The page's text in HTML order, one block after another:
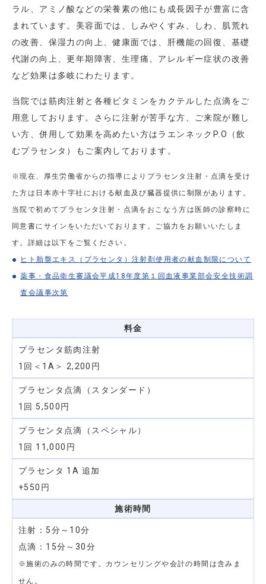
ラル、アミノ酸などの栄養素の他にも成長因子が豊富に含
まれています。美容面では、しみやくすみ、しわ、肌荒れ
の改善、保湿力の向上、健康面では、肝機能の回復、基礎
代謝の向上、更年期障害、生理痛、アレルギー症状の改善
など効果は多岐にわたります。
当院では筋肉注射と各種ビタミンをカクテルした点滴をご
用意しております。さらに注射が苦手な方、ご来院が難し
い方、併用して効果を高めたい方はラエンネックP.O（飲
むプラセンタ）もご案内しております。
※現在、厚生労働省からの指導によりプラセンタ注射・点滴を受け
た方は日本赤十字社における献血及び臓器提供に制限があります。
当院で初めてプラセンタ注射・点滴をおこなう方は医師の診察時に
同意書にサインをいただいております。ご協力をお願いいたしま
す。詳細は以下をご覧ください。
ヒト胎盤エキス（プラセンタ）注射剤使用者の献血制限について
薬事・食品衛生審議会平成18年度第１回血液事業部会安全技術調
査会議事次第
料金
プラセンタ筋肉注射
1回＜1A＞ 2,200円
プラセンタ点滴（スタンダード）
1回 5,500円
プラセンタ点滴（スペシャル）
1回 11,000円
プラセンタ 1A 追加
+550円
施術時間
注射：5分～10分
点滴：15分～30分
※施術のみの時間です。カウンセリングや会計の時間は含みま
せん。